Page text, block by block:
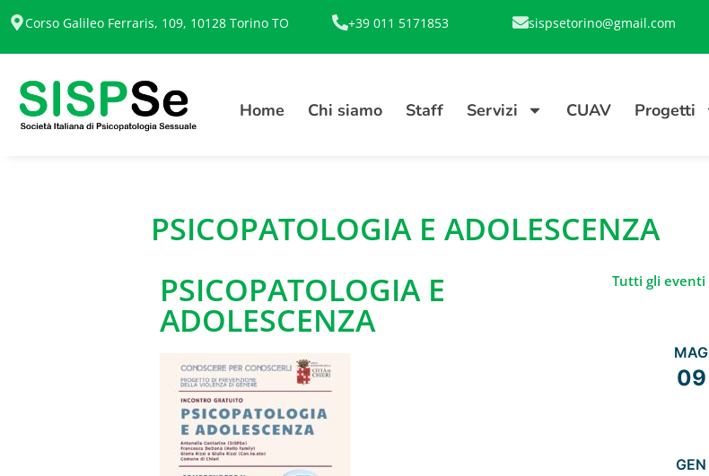
Corso Galileo Ferraris, 109, 10128 Torino TO +39 011 5171853 sispsetorino@gmail.com
Home Chi siamo Staff Servizi CUAV Progetti
PSICOPATOLOGIA E ADOLESCENZA
PSICOPATOLOGIA E
ADOLESCENZA
Tutti gli eventi
MAG
09
GEN